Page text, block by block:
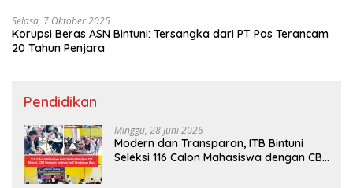
Selasa, 7 Oktober 2025
Korupsi Beras ASN Bintuni: Tersangka dari PT Pos Terancam
20 Tahun Penjara
Pendidikan
Minggu, 28 Juni 2026
Modern dan Transparan, ITB Bintuni
Seleksi 116 Calon Mahasiswa dengan CBT